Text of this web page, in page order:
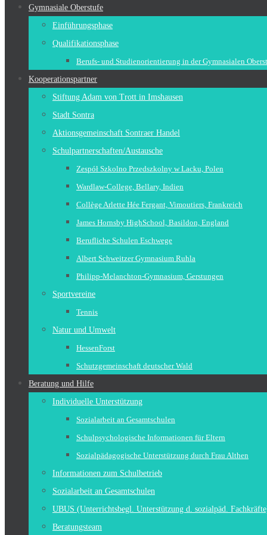
Gymnasiale Oberstufe
Einführungsphase
Qualifikationsphase
Berufs- und Studienorientierung in der Gymnasialen
Kooperationspartner
Stiftung Adam von Trott in Imshausen
Stadt Sontra
Aktionsgemeinschaft Sontraer Handel
Schulpartnerschaften/Austausche
Zespół Szkolno Przedszkolny w Lacku, Polen
Wardlaw-College, Bellary, Indien
Collège Arlette Hée Fergant, Vimoutiers, Frankreich
James Hornsby HighSchool, Basildon, England
Berufliche Schulen Eschwege
Albert Schweitzer Gymnasium Ruhla
Philipp-Melanchton-Gymnasium, Gerstungen
Sportvereine
Tennis
Natur und Umwelt
HessenForst
Schutzgemeinschaft deutscher Wald
Beratung und Hilfe
Individuelle Unterstützung
Sozialarbeit an Gesamtschulen
Schulpsychologische Informationen für Eltern
Sozialpädagogische Unterstützung durch Frau Althen
Informationen zum Schulbetrieb
Sozialarbeit an Gesamtschulen
UBUS (Unterrichtsbegl. Unterstützung d. sozialpäd.
Beratungsteam